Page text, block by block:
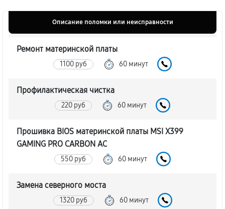
Описание поломки или неисправности
Ремонт материнской платы
1100 руб 60 минут
Профилактическая чистка
220 руб 60 минут
Прошивка BIOS материнской платы MSI X399
GAMING PRO CARBON AC
550 руб 60 минут
Замена северного моста
1320 руб 60 минут